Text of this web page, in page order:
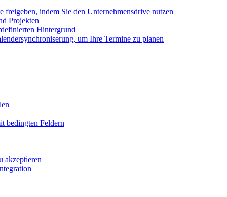
indem Sie den Unternehmensdrive nutzen
Projekten
Hintergrund
um Ihre Termine zu planen
bedingten Feldern
akzeptieren